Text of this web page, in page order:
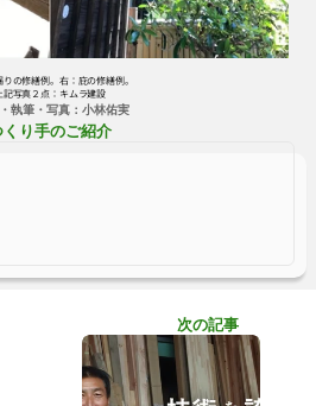
の修繕例。右：庇の修繕例。
記写真２点：キムラ建設
執筆・写真： 小林佑実
くり手のご紹介
次の記事